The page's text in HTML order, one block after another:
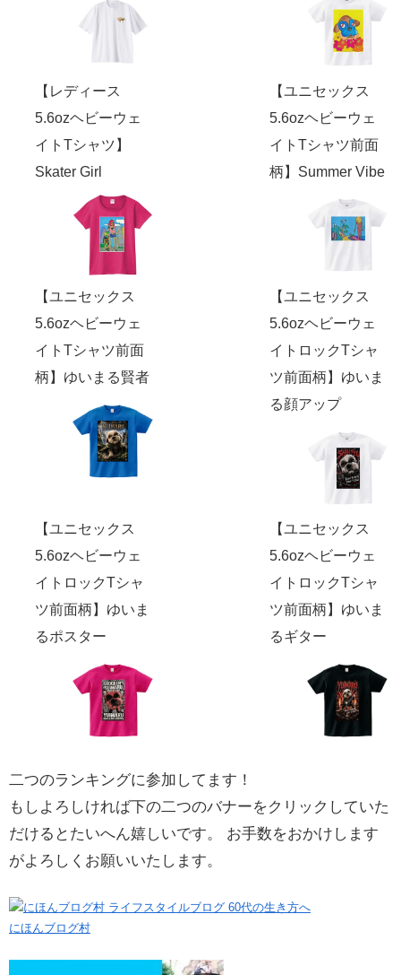
【レディース
5.6ozヘビーウェ
イトTシャツ】
Skater Girl
【ユニセックス
5.6ozヘビーウェ
イトTシャツ前面
柄】Summer Vibe
【ユニセックス
5.6ozヘビーウェ
イトTシャツ前面
柄】ゆいまる賢者
【ユニセックス
5.6ozヘビーウェ
イトロックTシャ
ツ前面柄】ゆいま
る顔アップ
【ユニセックス
5.6ozヘビーウェ
イトロックTシャ
ツ前面柄】ゆいま
るポスター
【ユニセックス
5.6ozヘビーウェ
イトロックTシャ
ツ前面柄】ゆいま
るギター
二つのランキングに参加してます！
もしよろしければ下の二つのバナーをクリックしていた
だけるとたいへん嬉しいです。 お手数をおかけします
がよろしくお願いいたします。
にほんブログ村